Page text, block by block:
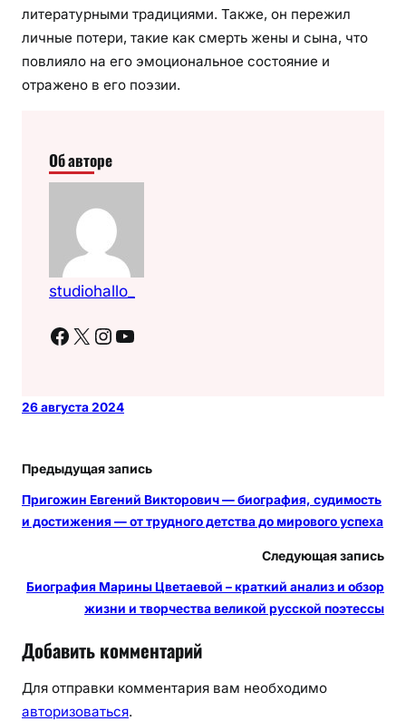
литературными традициями. Также, он пережил
личные потери, такие как смерть жены и сына, что
повлияло на его эмоциональное состояние и
отражено в его поэзии.
Об авторе
studiohallo_
Facebook X Instagram YouTube
26 августа 2024
Предыдущая запись
Пригожин Евгений Викторович — биография, судимость
и достижения — от трудного детства до мирового успеха
Следующая запись
Биография Марины Цветаевой – краткий анализ и обзор
жизни и творчества великой русской поэтессы
Добавить комментарий
Для отправки комментария вам необходимо
авторизоваться.